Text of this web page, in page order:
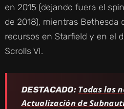
en 2015 (dejando fuera el
de 2018), mientras
recursos en Starfield y en el
Scrolls VI.
DESTACADO: Todas las
Actualización de